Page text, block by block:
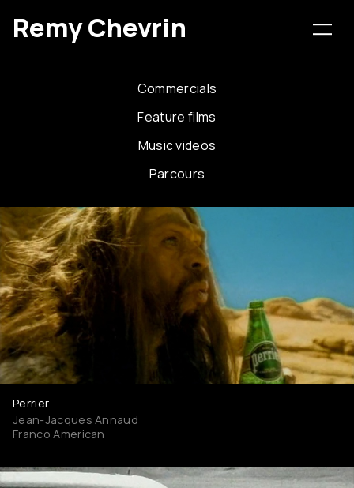
Remy Chevrin
Commercials
Feature films
Music videos
Parcours
Perrier
Jean-Jacques Annaud
Franco American